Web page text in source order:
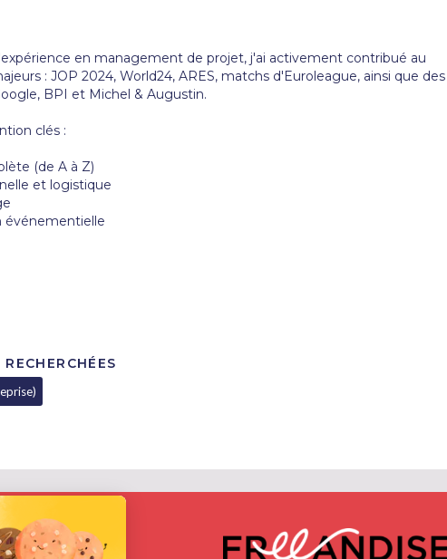
en management de projet, j'ai activement contribué au
: JOP 2024, World24, ARES, matchs d'Euroleague, ainsi que des
BPI et Michel & Augustin.
clés :
(de A à Z)
et logistique
événementielle